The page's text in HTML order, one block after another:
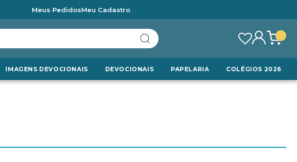
Meus PedidosMeu Cadastro
IMAGENS DEVOCIONAIS DEVOCIONAIS PAPELARIA COLÉGIOS 2026